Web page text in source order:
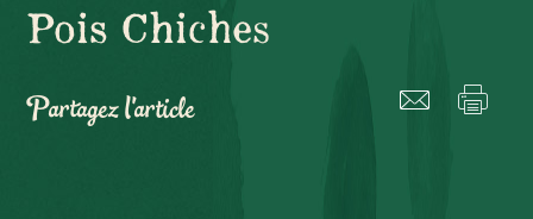
Pois Chiches
Partagez l'article